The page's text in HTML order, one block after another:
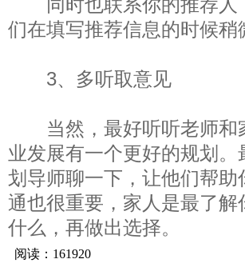
同时也联系你的推荐人
们在填写推荐信息的时候稍
3、多听取意见
当然，最好听听老师和
业发展有一个更好的规划
划导师聊一下，让他们帮
通也很重要，家人是最了
什么，再做出选择。